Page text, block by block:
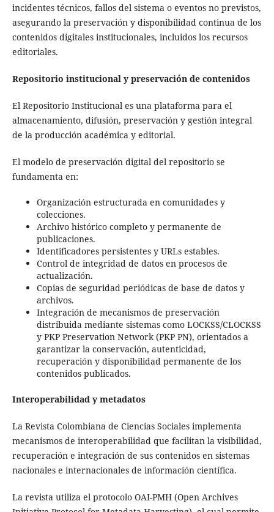
incidentes técnicos, fallos del sistema o eventos no previstos,
asegurando la preservación y disponibilidad continua de los
contenidos digitales institucionales, incluidos los recursos
editoriales.
Repositorio institucional y preservación de contenidos
El Repositorio Institucional es una plataforma para el
almacenamiento, difusión, preservación y gestión integral
de la producción académica y editorial.
El modelo de preservación digital del repositorio se
fundamenta en:
Organización estructurada en comunidades y
colecciones.
Archivo histórico completo y permanente de
publicaciones.
Identificadores persistentes y URLs estables.
Control de integridad de datos en procesos de
actualización.
Copias de seguridad periódicas de base de datos y
archivos.
Integración de mecanismos de preservación
distribuida mediante sistemas como LOCKSS/CLOCKSS
y PKP Preservation Network (PKP PN), orientados a
garantizar la conservación, autenticidad,
recuperación y disponibilidad permanente de los
contenidos publicados.
Interoperabilidad y metadatos
La Revista Colombiana de Ciencias Sociales implementa
mecanismos de interoperabilidad que facilitan la visibilidad,
recuperación e integración de sus contenidos en sistemas
nacionales e internacionales de información científica.
La revista utiliza el protocolo OAI-PMH (Open Archives